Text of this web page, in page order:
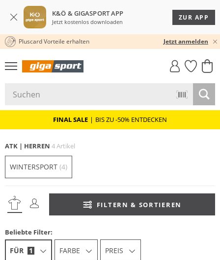
K&Ö & GIGASPORT APP
Jetzt kostenlos downloaden
ZUR APP
KOSTENLOSER VERSAND* & RÜCKVERSAND
30 TAGE RÜCKGABERECHT
Pluscard Vorteile erhalten Jetzt anmelden
GIGASTYLE
FAHRRAD­
MUST-HAVE
FINAL SALE | BIS ZU -50% ENTDECKEN
ATK | HERREN 4 Artikel
WINTERSPORT (4)
FILTERN & SORTIEREN
Beliebte Filter:
FÜR 1 FARBE PREIS